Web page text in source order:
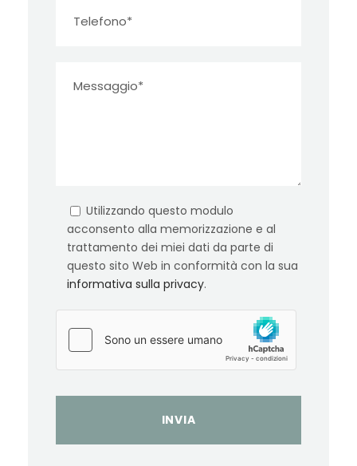
Utilizzando questo modulo
acconsento alla memorizzazione e al
trattamento dei miei dati da parte di
questo sito Web in conformità con la sua
informativa sulla privacy.